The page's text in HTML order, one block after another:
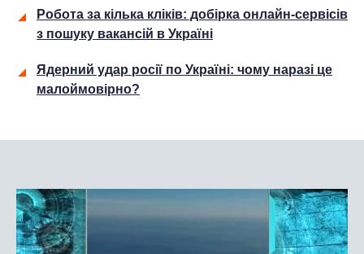
Робота за кілька кліків: добірка онлайн-сервісів
з пошуку вакансій в Україні
Ядерний удар росії по Україні: чому наразі це
малоймовірно?